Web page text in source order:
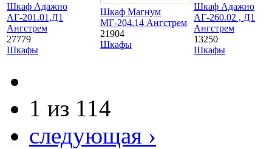
Шкаф Адажио
АГ-201.01,Д1
Ангстрем
27779
Шкафы
Шкаф Магнум
МГ-204.14 Ангстрем
21904
Шкафы
Шкаф Адажио
АГ-260.02 , Д1
Ангстрем
13250
Шкафы
1 из 114
следующая ›